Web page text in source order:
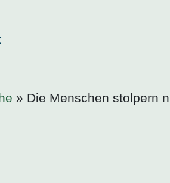
» Die Menschen stolpern